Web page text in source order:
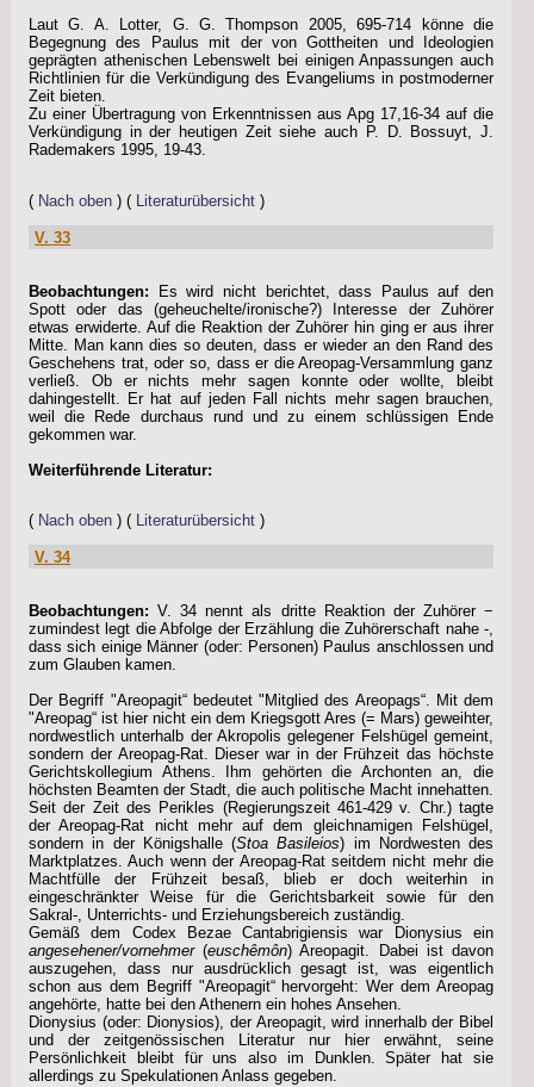
Laut G. A. Lotter, G. G. Thompson 2005, 695-714 könne die
Begegnung des Paulus mit der von Gottheiten und Ideologien
geprägten athenischen Lebenswelt bei einigen Anpassungen auch
Richtlinien für die Verkündigung des Evangeliums in postmoderner
Zeit bieten.
Zu einer Übertragung von Erkenntnissen aus Apg 17,16-34 auf die
Verkündigung in der heutigen Zeit siehe auch P. D. Bossuyt, J.
Rademakers 1995, 19-43.
( Nach oben ) ( Literaturübersicht )
V. 33
Beobachtungen: Es wird nicht berichtet, dass Paulus auf den
Spott oder das (geheuchelte/ironische?) Interesse der Zuhörer
etwas erwiderte. Auf die Reaktion der Zuhörer hin ging er aus ihrer
Mitte. Man kann dies so deuten, dass er wieder an den Rand des
Geschehens trat, oder so, dass er die Areopag-Versammlung ganz
verließ. Ob er nichts mehr sagen konnte oder wollte, bleibt
dahingestellt. Er hat auf jeden Fall nichts mehr sagen brauchen,
weil die Rede durchaus rund und zu einem schlüssigen Ende
gekommen war.
Weiterführende Literatur:
( Nach oben ) ( Literaturübersicht )
V. 34
Beobachtungen: V. 34 nennt als dritte Reaktion der Zuhörer −
zumindest legt die Abfolge der Erzählung die Zuhörerschaft nahe -,
dass sich einige Männer (oder: Personen) Paulus anschlossen und
zum Glauben kamen.
Der Begriff "Areopagit“ bedeutet "Mitglied des Areopags“. Mit dem
"Areopag“ ist hier nicht ein dem Kriegsgott Ares (= Mars) geweihter,
nordwestlich unterhalb der Akropolis gelegener Felshügel gemeint,
sondern der Areopag-Rat. Dieser war in der Frühzeit das höchste
Gerichtskollegium Athens. Ihm gehörten die Archonten an, die
höchsten Beamten der Stadt, die auch politische Macht innehatten.
Seit der Zeit des Perikles (Regierungszeit 461-429 v. Chr.) tagte
der Areopag-Rat nicht mehr auf dem gleichnamigen Felshügel,
sondern in der Königshalle (Stoa Basileios) im Nordwesten des
Marktplatzes. Auch wenn der Areopag-Rat seitdem nicht mehr die
Machtfülle der Frühzeit besaß, blieb er doch weiterhin in
eingeschränkter Weise für die Gerichtsbarkeit sowie für den
Sakral-, Unterrichts- und Erziehungsbereich zuständig.
Gemäß dem Codex Bezae Cantabrigiensis war Dionysius ein
angesehener/vornehmer(euschêmôn) Areopagit. Dabei ist davon
auszugehen, dass nur ausdrücklich gesagt ist, was eigentlich
schon aus dem Begriff "Areopagit“ hervorgeht: Wer dem Areopag
angehörte, hatte bei den Athenern ein hohes Ansehen.
Dionysius (oder: Dionysios), der Areopagit, wird innerhalb der Bibel
und der zeitgenössischen Literatur nur hier erwähnt, seine
Persönlichkeit bleibt für uns also im Dunklen. Später hat sie
allerdings zu Spekulationen Anlass gegeben.